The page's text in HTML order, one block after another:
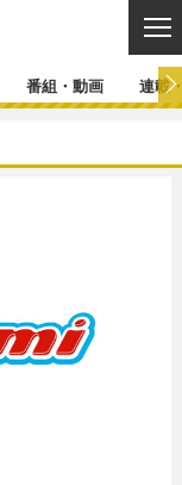
イベント
ラジオ
番組・動画 連載